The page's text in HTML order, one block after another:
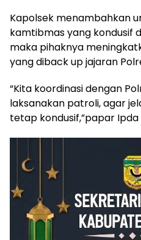
Kapolsek menambahkan
kamtibmas yang kondusif
maka pihaknya
yang diback up jajaran
“Kita koordinasi dengan
laksanakan patroli, agar
tetap kondusif,”papar Ipda